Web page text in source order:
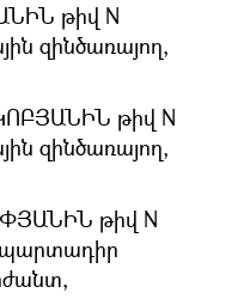
թիվ N
զինծառայող,
թիվ N
զինծառայող,
թիվ N
պարտադիր